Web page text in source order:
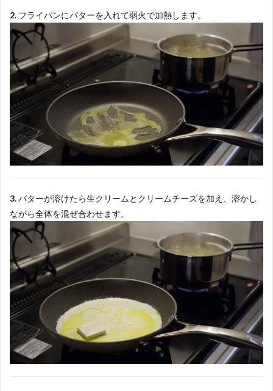
2. フライパンにバターを入れて弱火で加熱します。
3.バターが溶けたら生クリームとクリームチーズを加え、溶かし
ながら全体を混ぜ合わせます。